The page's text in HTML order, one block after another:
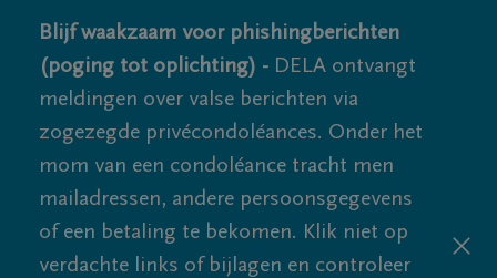
Blijf waakzaam voor phishingberichten
(poging tot oplichting) - DELA ontvangt
meldingen over valse berichten via
zogezegde privécondoléances. Onder het
mom van een condoléance tracht men
mailadressen, andere persoonsgegevens
of een betaling te bekomen. Klik niet op
verdachte links of bijlagen en controleer